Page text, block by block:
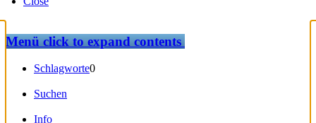
Menüclick to expand contents
Schlagworte0
Suchen
Info